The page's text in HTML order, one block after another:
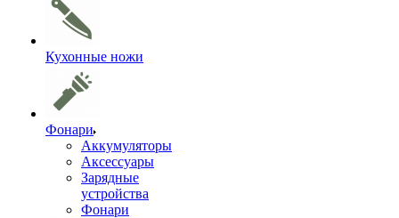
Кухонные ножи
Фонари
Аккумуляторы
Аксессуары
Зарядные
устройства
Фонари